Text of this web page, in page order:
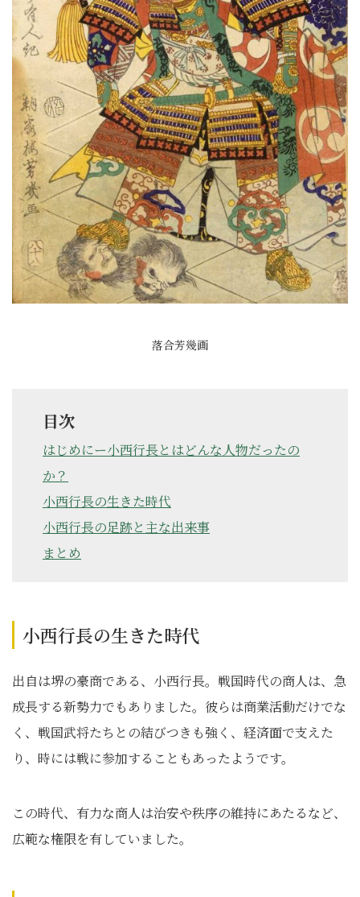
落合芳幾画
目次
はじめにー小西行長とはどんな人物だったの
か？
小西行長の生きた時代
小西行長の足跡と主な出来事
まとめ
小西行長の生きた時代
出自は堺の豪商である、小西行長。戦国時代の商人は、急
成長する新勢力でもありました。彼らは商業活動だけでな
く、戦国武将たちとの結びつきも強く、経済面で支えた
り、時には戦に参加することもあったようです。
この時代、有力な商人は治安や秩序の維持にあたるなど、
広範な権限を有していました。